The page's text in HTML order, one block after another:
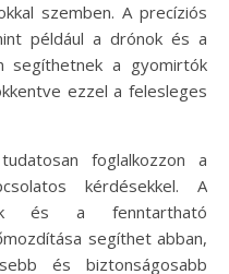
szemben. A precíziós
például a drónok és a
segíthetnek a gyomirtók
ezzel a felesleges
foglalkozzon a
kérdésekkel. A
és a fenntartható
segíthet abban,
és biztonságosabb